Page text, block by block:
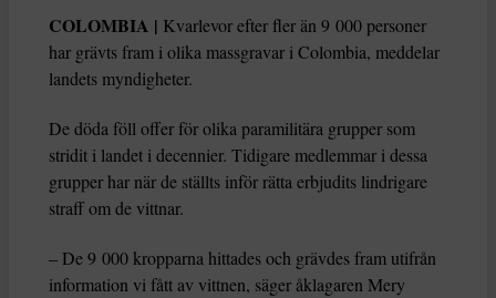
COLOMBIA | Kvarlevor efter fler än 9 000 personer
har grävts fram i olika massgravar i Colombia, meddelar
landets myndigheter.
De döda föll offer för olika paramilitära grupper som
stridit i landet i decennier. Tidigare medlemmar i dessa
grupper har när de ställts inför rätta erbjudits lindrigare
straff om de vittnar.
– De 9 000 kropparna hittades och grävdes fram utifrån
information vi fått av vittnen, säger åklagaren Mery